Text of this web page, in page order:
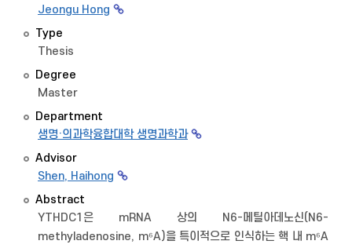
Jeongu Hong
Type
Thesis
Degree
Master
Department
생명·의과학융합대학 생명과학과
Advisor
Shen, Haihong
Abstract
YTHDC1은 mRNA 상의 N6-메틸아데노신(N6-
methyladenosine, m⁶A)을 특이적으로 인식하는 핵 내 m⁶A